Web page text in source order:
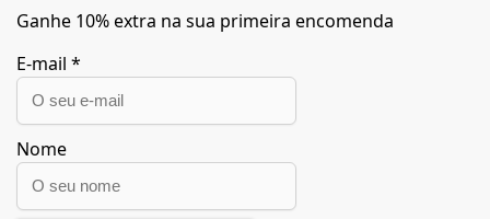
Ganhe 10% extra na sua primeira encomenda
E-mail *
Nome